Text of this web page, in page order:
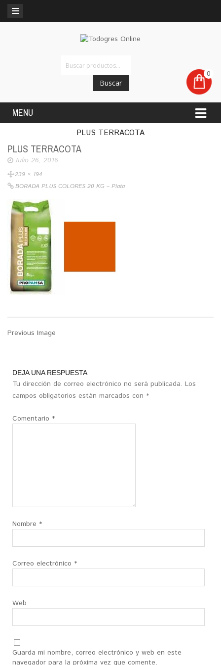
0
MENU
Buscar
PLUS TERRACOTA
PLUS TERRACOTA
Julio 26, 2016
239 × 194
BORADA PLUS COLORES 20 KG – Plata
Previous Image
DEJA UNA RESPUESTA
Tu dirección de correo electrónico no será publicada. Los
campos obligatorios están marcados con *
Comentario *
Nombre *
Correo electrónico *
Web
Guarda mi nombre, correo electrónico y web en este
navegador para la próxima vez que comente.